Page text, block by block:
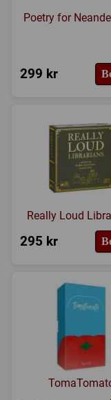
Poetry for
299 kr
Really Loud
295 kr